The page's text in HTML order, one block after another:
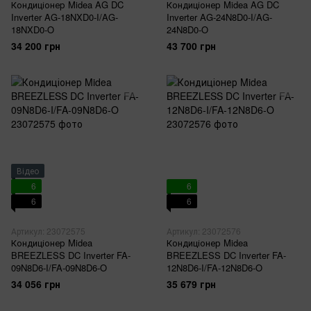
Кондиціонер Midea AG DC
Inverter AG-18NXD0-I/AG-
18NXD0-O
34 200 грн
Кондиціонер Midea AG DC
Inverter AG-24N8D0-I/AG-
24N8D0-O
43 700 грн
Відео
6
6
Артикул: 23072575
Кондиціонер Midea
BREEZLESS DC Inverter FA-
09N8D6-I/FA-09N8D6-O
34 056 грн
6
6
Артикул: 23072576
Кондиціонер Midea
BREEZLESS DC Inverter FA-
12N8D6-I/FA-12N8D6-O
35 679 грн